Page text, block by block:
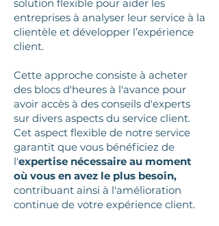
solution flexible pour aider les
entreprises à analyser leur service à la
clientèle et développer l’expérience
client.
Cette approche consiste à acheter
des blocs d'heures à l'avance pour
avoir accès à des conseils d'experts
sur divers aspects du service client.
Cet aspect flexible de notre service
garantit que vous bénéficiez de
l'expertise nécessaire au moment
où vous en avez le plus besoin,
contribuant ainsi à l'amélioration
continue de votre expérience client.